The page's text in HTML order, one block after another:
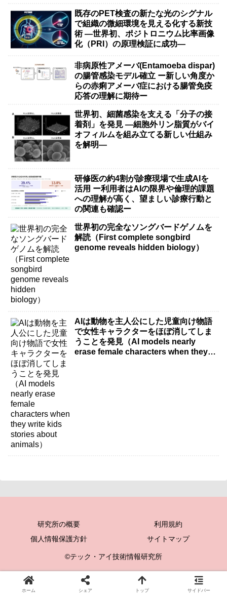
既存のPET検査の新たな光のシグナル
で組織の微細環境を見える化する新技
術 ―世界初、ポジトロニウム比率画像
化（PRI）の原理検証に成功―
非病原性アメーバ(Entamoeba dispar)
の腸管感染モデル確立 ー新しい角度か
らの赤痢アメーバ症における腸管免疫
応答の理解に期待ー
世界初、細菌感染を支える「分子の接
着剤」を発見 ―細胞外リン脂質がバイ
オフィルムを組み立てる新しい仕組み
を解明―
研修医の約4割が診療現場で生成AIを
活用 ー利用者はAIの限界や倫理的課題
への理解が高く、望ましい診療行動と
の関連も確認ー
世界初の完全なソングバードゲノムを
解読（First complete songbird
genome reveals hidden biology）
AIは動物を主人公にした児童向け物語
で女性キャラクターをほぼ消してしま
うことを発見（AI models nearly
erase female characters when they
研究所の概要
利用規約
個人情報保護方針
サイトマップ
©テック・アイ技術情報研究所
ホーム シェア トップ サイドバー